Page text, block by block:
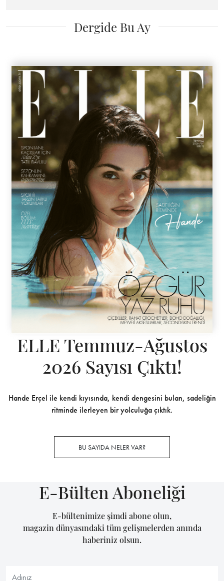
Dergide Bu Ay
ELLE Temmuz-Ağustos
2026 Sayısı Çıktı!
Hande Erçel ile kendi kıyısında, kendi dengesini bulan, sadeliğin
ritminde ilerleyen bir yolculuğa çıktık.
BU SAYIDA NELER VAR?
E-Bülten Aboneliği
E-bültenimize şimdi abone olun,
magazin dünyasındaki tüm gelişmelerden anında
haberiniz olsun.